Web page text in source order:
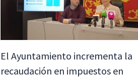
El Ayuntamiento incrementa la
recaudación en impuestos en